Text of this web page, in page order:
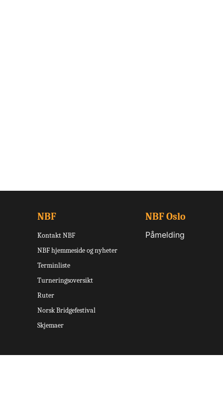
NBF
Kontakt NBF
NBF hjemmeside og nyheter
Terminliste
Turneringsoversikt
Ruter
Norsk Bridgefestival
Skjemaer
NBF Oslo
Påmelding